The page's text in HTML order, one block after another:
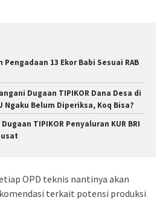
13 Ekor Babi Sesuai RAB
Dugaan TIPIKOR Dana Desa di
Ngaku Belum Diperiksa, Koq Bisa?
TIPIKOR Penyaluran KUR BRI
OPD teknis nantinya akan
terkait potensi produksi